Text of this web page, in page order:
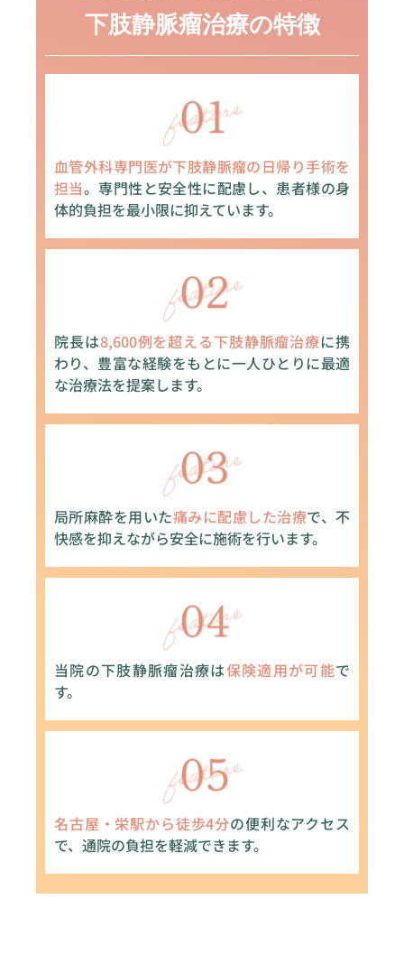
下肢静脈瘤治療の特徴
血管外科専門医が下肢静脈瘤の日帰り手術を
担当。専門性と安全性に配慮し、患者様の身
体的負担を最小限に抑えています。
院長は8,600例を超える下肢静脈瘤治療に携
わり、豊富な経験をもとに一人ひとりに最適
な治療法を提案します。
局所麻酔を用いた痛みに配慮した治療で、不
快感を抑えながら安全に施術を行います。
当院の下肢静脈瘤治療は保険適用が可能で
す。
名古屋・栄駅から徒歩4分の便利なアクセス
で、通院の負担を軽減できます。